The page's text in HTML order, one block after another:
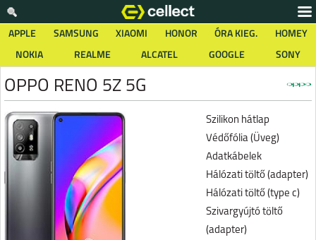
APPLE SAMSUNG XIAOMI HONOR ÓRA KIEG.
HOMEY
NOKIA
REALME ALCATEL GOOGLE SONY
OPPO RENO 5Z 5G
Szilikon hátlap
Védőfólia (Üveg)
Adatkábelek
Hálózati töltő (adapter)
Hálózati töltő (type c)
Szivargyújtó töltő
(adapter)